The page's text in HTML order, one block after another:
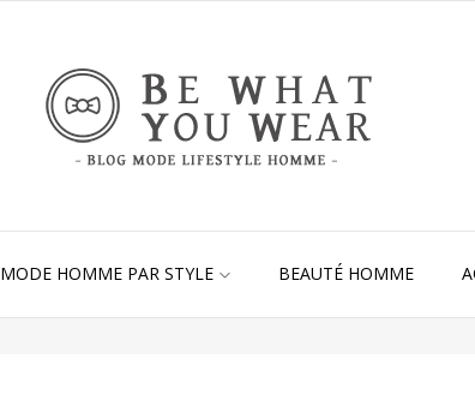
MODE HOMME PAR STYLE BEAUTÉ HOMME